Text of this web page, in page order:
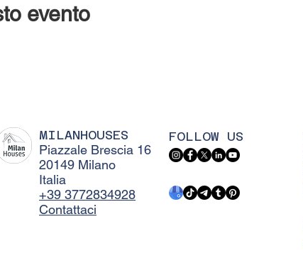
evento
MILANHOUSES
Piazzale Brescia 16
20149 Milano
Italia
+39 3772834928
Contattaci
FOLLOW US